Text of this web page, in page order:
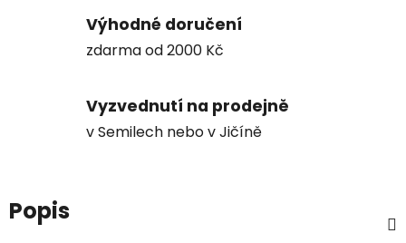
Výhodné doručení
zdarma od 2000 Kč
Vyzvednutí na prodejně
v Semilech nebo v Jičíně
Popis